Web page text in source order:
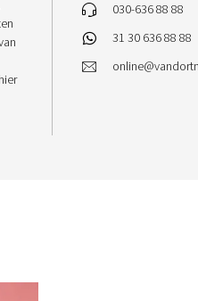
030-636 88 88
31 30 636 88 88